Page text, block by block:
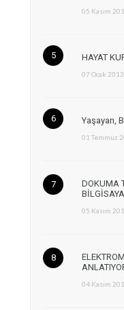
05 Kasım
HAYAT
07 Ocak 2013
Yaşayan,
01 Temmuz
DOKUMA
05 Kasım
04 Kasım